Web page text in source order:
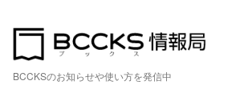
BCCKSのお知らせや使い方を発信中